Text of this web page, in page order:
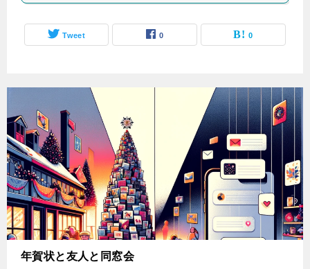
Tweet 0 0
年賀状と友人と同窓会